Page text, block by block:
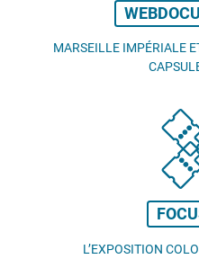
MARSEILLE IMPÉRIALE
L’EXPOSITION